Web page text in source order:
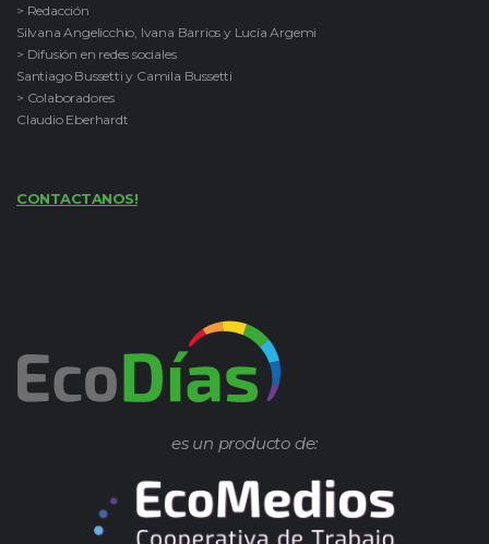
> Redacción
Silvana Angelicchio, Ivana Barrios y Lucía Argemi
> Difusión en redes sociales
Santiago Bussetti y Camila Bussetti
> Colaboradores
Claudio Eberhardt
CONTACTANOS!
es un producto de: